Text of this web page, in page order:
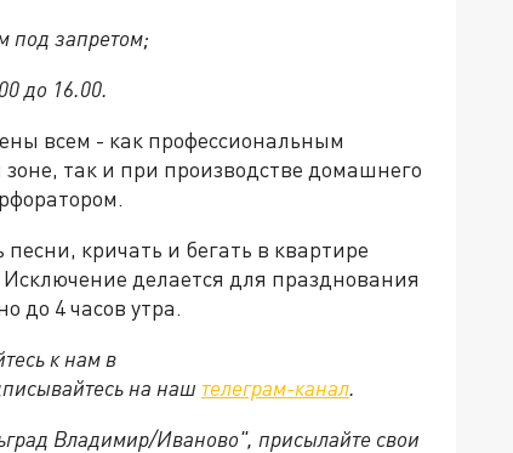
под запретом;
до 16.00.
всем - как профессиональным
так и при производстве домашнего
кричать и бегать в квартире
делается для празднования
до 4 часов утра.
к нам в
на наш телеграм-канал.
Владимир/Иваново", присылайте свои